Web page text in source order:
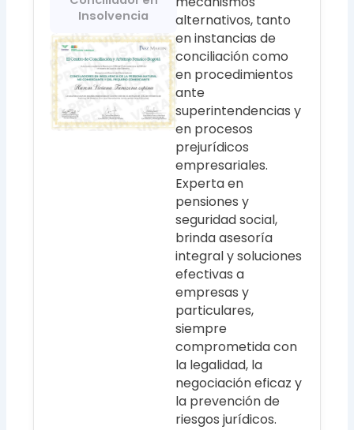
Insolvencia
alternativos, tanto
en instancias de
conciliación como
en procedimientos
ante
superintendencias y
en procesos
prejurídicos
empresariales.
Experta en
pensiones y
seguridad social,
brinda asesoría
integral y soluciones
efectivas a
empresas y
particulares,
siempre
comprometida con
la legalidad, la
negociación eficaz y
la prevención de
riesgos jurídicos.